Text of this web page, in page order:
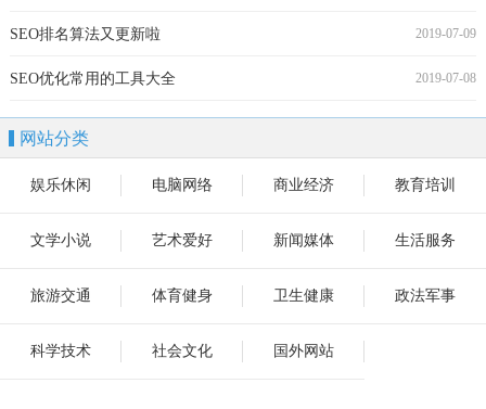
2019-07-09
SEO排名算法又更新啦
2019-07-08
SEO优化常用的工具大全
网站分类
娱乐休闲 电脑网络 商业经济 教育培训
文学小说 艺术爱好 新闻媒体 生活服务
旅游交通 体育健身 卫生健康 政法军事
科学技术 社会文化 国外网站